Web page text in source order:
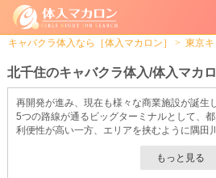
キャバクラ体入なら［体入マカロン］ 東京
北千住のキャバクラ体入/体入マカ
再開発が進み、現在も様々な商業施設が誕生
5つの路線が通るビッグターミナルとして、
利便性が高い一方、エリアを挟むように隅田
かな面も大きな特徴の一つです。
東京湾から埼玉県の北部まで通ずる『荒川サ
の朝からジョギングやウォーキングする人々